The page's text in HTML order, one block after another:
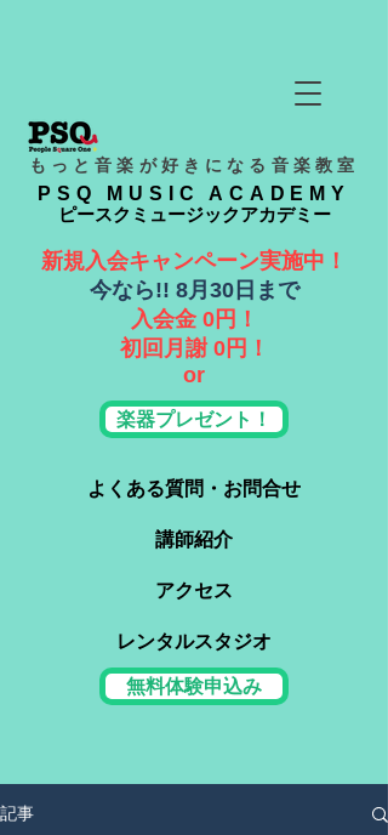
もっと音楽が好きになる音楽教室
PSQ MUSIC ACADEMY
ピースクミュージックアカデミー
よくある質問・お問合せ
アクセス
講師紹介
新規入会キャンペーン実施中！
​今なら!! 8月30日まで
入会金 0円！
​初回月謝 0円！
or
レンタルスタジオ
無料体験申込み
楽器プレゼント！
記事